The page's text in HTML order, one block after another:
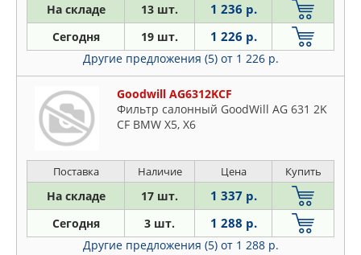
На складе 13 шт. 1 236 р.
Сегодня 19 шт. 1 226 р.
Другие предложения (5) от 1 226 р.
Goodwill AG6312KCF
Фильтр салонный GoodWill AG 631 2K
CF BMW X5, X6
Поставка Наличие Цена Купить
На складе 17 шт. 1 337 р.
Сегодня 3 шт. 1 288 р.
Другие предложения (5) от 1 288 р.